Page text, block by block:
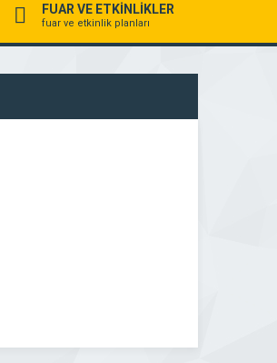
FUAR VE ETKİNLİKLER
fuar ve etkinlik planları